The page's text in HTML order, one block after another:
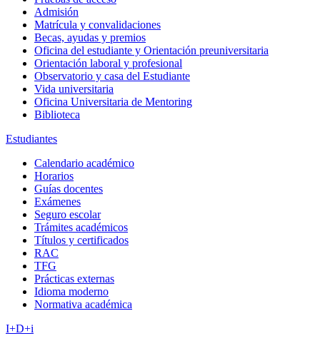
Admisión
Matrícula y convalidaciones
Becas, ayudas y premios
Oficina del estudiante y Orientación preuniversitaria
Orientación laboral y profesional
Observatorio y casa del Estudiante
Vida universitaria
Oficina Universitaria de Mentoring
Biblioteca
Estudiantes
Calendario académico
Horarios
Guías docentes
Exámenes
Seguro escolar
Trámites académicos
Títulos y certificados
RAC
TFG
Prácticas externas
Idioma moderno
Normativa académica
I+D+i